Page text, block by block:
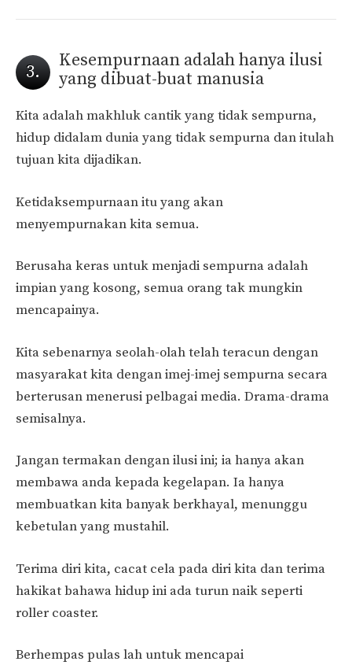
3.
Kesempurnaan adalah hanya ilusi
yang dibuat-buat manusia
Kita adalah makhluk cantik yang tidak sempurna,
hidup didalam dunia yang tidak sempurna dan itulah
tujuan kita dijadikan.
Ketidaksempurnaan itu yang akan
menyempurnakan kita semua.
Berusaha keras untuk menjadi sempurna adalah
impian yang kosong, semua orang tak mungkin
mencapainya.
Kita sebenarnya seolah-olah telah teracun dengan
masyarakat kita dengan imej-imej sempurna secara
berterusan menerusi pelbagai media. Drama-drama
semisalnya.
Jangan termakan dengan ilusi ini; ia hanya akan
membawa anda kepada kegelapan. Ia hanya
membuatkan kita banyak berkhayal, menunggu
kebetulan yang mustahil.
Terima diri kita, cacat cela pada diri kita dan terima
hakikat bahawa hidup ini ada turun naik seperti
roller coaster.
Berhempas pulas lah untuk mencapai